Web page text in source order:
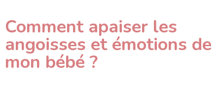
Comment apaiser les
angoisses et émotions de
mon bébé ?